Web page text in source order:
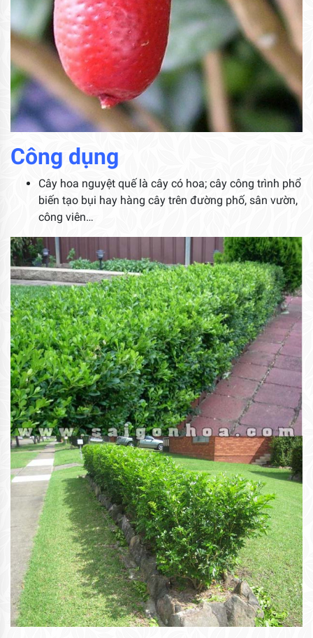
Công dụng
Cây hoa nguyệt quế là cây có hoa; cây công trình phổ
biến tạo bụi hay hàng cây trên đường phố, sân vườn,
công viên…